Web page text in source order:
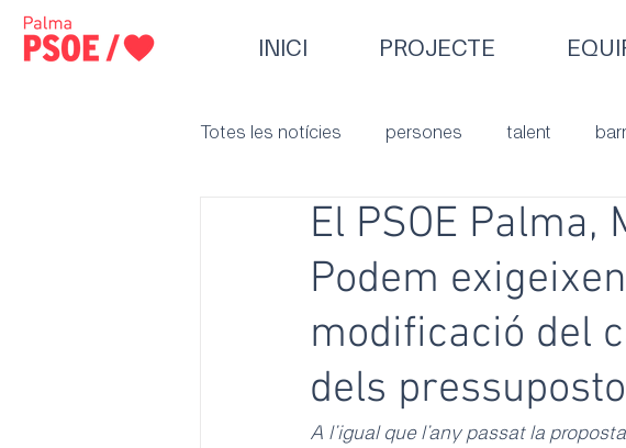
INICI PROJECTE
Totes les notícies persones talent
El PSOE Palma,
Podem
modificació del
dels
A l’igual que l’any passat la